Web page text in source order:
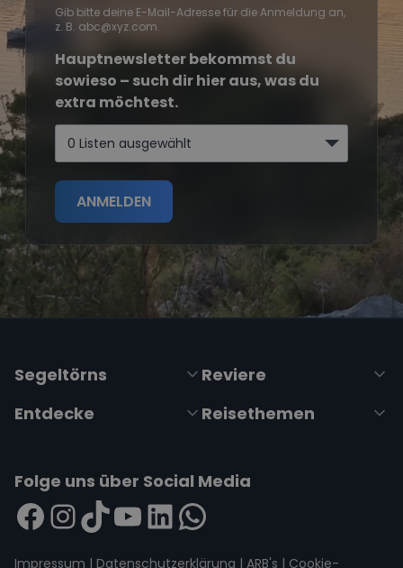
Gib bitte deine E-Mail-Adresse für die Anmeldung an,
z. B. abc@xyz.com.
Hauptnewsletter bekommst du
sowieso – such dir hier aus, was du
extra möchtest.
0 Listen ausgewählt
ANMELDEN
Segeltörns
Reviere
Entdecke
Reisethemen
Folge uns über Social Media
Impressum | Datenschutzerklärung | ARB's | Cookie-